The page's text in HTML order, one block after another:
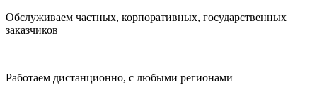
Обслуживаем частных, корпоративных, государственных
заказчиков
Работаем дистанционно, с любыми регионами